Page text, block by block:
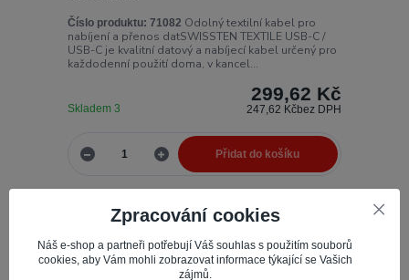
Číslo produktu: 71082 Odolný textilní kabel pro
nabíjení a přenos datSWISSTEN TEXTILE USB-C /
USB-C je kvalitní datový a nabíjecí kabel určený pro
každodenní použití doma, v kancel...
299,62 Kč
247,62 Kčbez DPH
Skladem 3
Přidat do košíku
Zpracování cookies
Náš e-shop a partneři potřebují Váš souhlas s použitím souborů
cookies, aby Vám mohli zobrazovat informace týkající se Vašich
zájmů.